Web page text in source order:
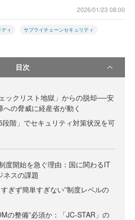
2026/01/23 08:00
ィ サプライチェーンセキュリティ
目次
ェックリスト地獄」からの脱却──安
への脅威に経産省が動く
段階」でセキュリティ対策状況を可
度開始を急ぐ理由：国に関わるIT
ネスの課題
すぎず簡単すぎない”制度レベルの
の整備”必須か：「JC-STAR」の